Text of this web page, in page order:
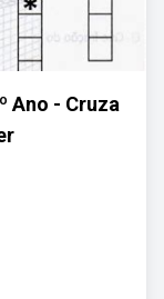
Ano - Cruza